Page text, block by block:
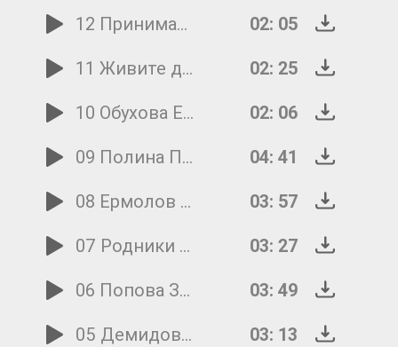
12 Принимаю я парад
02: 05
11 Живите долго ветераны
02: 25
10 Обухова Елена Воинам отчизны
02: 06
09 Полина Перцева Баллада о войне
04: 41
08 Ермолов Я вернусь победителем
03: 57
07 Родники Не отнимайте солнце у детей
03: 27
06 Попова За что сражались наши деды
03: 49
05 Демидова Полина Наследники Победы
03: 13